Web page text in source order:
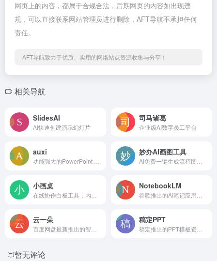
网页上的内容，都属于合规合法，后期网页的内容如出现违
规，可以直接联系网站管理员进行删除，AFT导航不承担任何
责任。
AFT导航致力于优质、实用的网络站点资源收集与分享！
相关导航
SlidesAI
AI快速创建演示幻灯片
司马诸葛
企业级AI数字员工平台
auxi 妙办AI画图工具
小画桌 NotebookLM
云一朵 稿定PPT
暂无评论